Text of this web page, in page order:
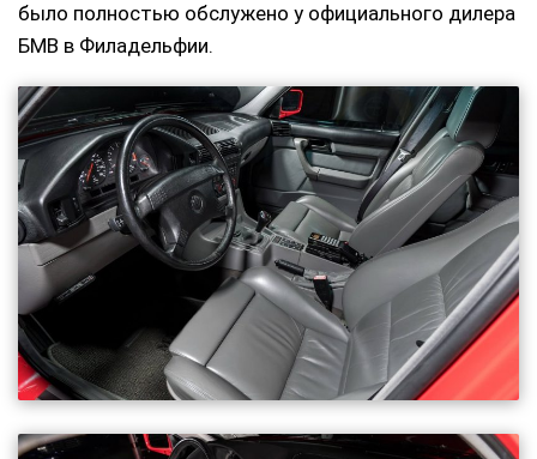
было полностью обслужено у официального дилера
БМВ в Филадельфии.